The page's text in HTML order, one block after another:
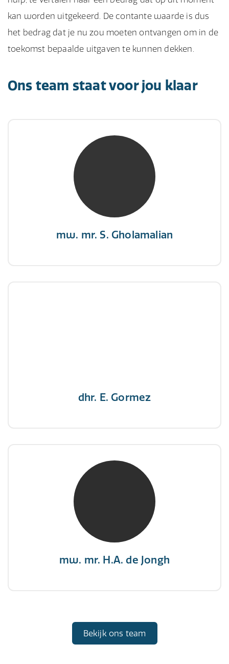
kan worden uitgekeerd. De contante waarde is dus
het bedrag dat je nu zou moeten ontvangen om in de
toekomst bepaalde uitgaven te kunnen dekken.
Ons team staat voor jou klaar
mw. mr. S. Gholamalian
mw. mr. S. Gholamalian
NIVRE Register-Expert
“Als je de richting van de wind niet kunt
veranderen, verander dan de stand van je
dhr. E. Gormez
mw. mr. H.A. de Jongh
mw. mr. H.A. de Jongh
NIVRE Register-Expert
"There is no elevator to succes, you need to
Bekijk ons team